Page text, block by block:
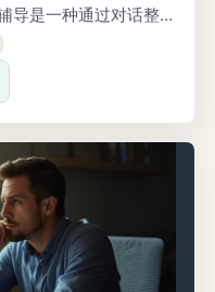
导是一种通过对话整
们转化为行动的方
AI进行教练辅导，以
也许你会不知道哪